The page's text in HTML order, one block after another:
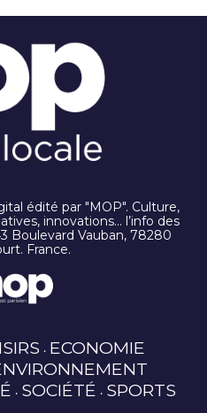
édité par "MOP". Culture,
innovations… l’info des
Boulevard Vauban, 78280
France.
ECONOMIE
SOCIÉTÉ SPORTS